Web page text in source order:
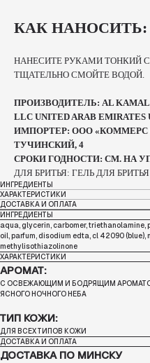
КАК НАНОСИТЬ:
НАНЕСИТЕ РУКАМИ ТОНКИЙ
ТЩАТЕЛЬНО СМОЙТЕ ВОДОЙ.
ПРОИЗВОДИТЕЛЬ: AL KAMAL
LLC UNITED ARAB EMIRATES
ИМПОРТЕР: ООО «КОММЕРС
ТУЧИНСКИЙ, 4
СРОКИ ГОДНОСТИ: СМ. НА
ДЛЯ БРИТЬЯ: ГЕЛЬ ДЛЯ БРИТЬЯ
ИНГРЕДИЕНТЫ
ХАРАКТЕРИСТИКИ
ДОСТАВКА И ОПЛАТА
ИНГРЕДИЕНТЫ
aqua, glycerin, carbomer,
oil, parfum, disodium edta, cl 42090
methylisothiazolinone
ХАРАКТЕРИСТИКИ
АРОМАТ:
С ОСВЕЖАЮЩИМ И БОДРЯЩИМ
ЯСНОГО НОЧНОГО НЕБА
ТИП КОЖИ:
ДЛЯ ВСЕХ ТИПОВ КОЖИ
ДОСТАВКА И ОПЛАТА
ДОСТАВКА ПО МИНСКУ